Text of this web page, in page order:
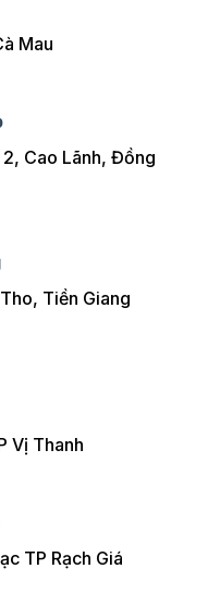
Mau
Cao Lãnh, Đồng
Tiền Giang
Vị Thanh
TP Rạch Giá